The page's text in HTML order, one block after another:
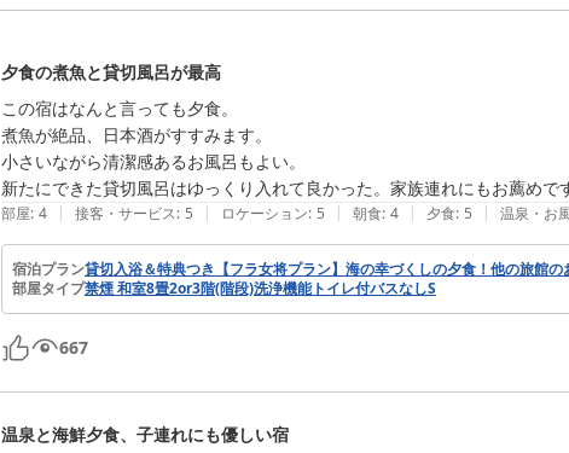
夕食の煮魚と貸切風呂が最高
この宿はなんと言っても夕食。
煮魚が絶品、日本酒がすすみます。
小さいながら清潔感あるお風呂もよい。
新たにできた貸切風呂はゆっくり入れて良かった。家族連れにもお薦めで
部屋: 4 | 接客・サービス: 5 | ロケーション: 5 | 朝食: 4 | 夕食: 5 | 温泉・お
宿泊プラン貸切入浴＆特典つき【フラ女将プラン】海の幸づくしの夕食！他の旅館
部屋タイプ禁煙 和室8畳2or3階(階段)洗浄機能トイレ付バスなしS
667
温泉と海鮮夕食、子連れにも優しい宿